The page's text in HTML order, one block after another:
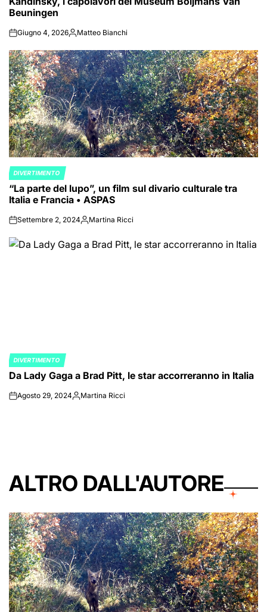
Beuningen
onGiugno 4, 2026Posted
Matteo Bianchi
POSTED
IN
DIVERTIMENTO
“La parte del lupo”, un film sul divario culturale tra
Italia e Francia • ASPAS
onSettembre 2, 2024PostedMartina Ricci
POSTED
IN
DIVERTIMENTO
Da Lady Gaga a Brad Pitt, le star accorreranno in Italia
onAgosto 29, 2024PostedMartina Ricci
ALTRO DALL'AUTORE